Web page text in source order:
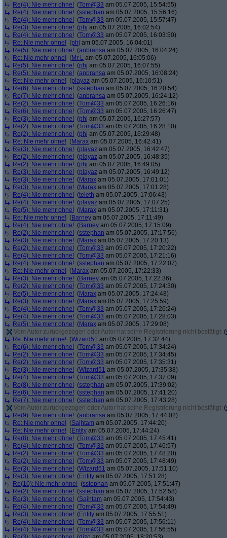
Re(4): Nie mehr ohne! (Tom@33 am 05.07.2005, 15:54:55)
Re(4): Nie mehr ohne! (sstephan am 05.07.2005, 15:56:16)
Re(4): Nie mehr ohne! (Tom@33 am 05.07.2005, 15:57:47)
Re(3): Nie mehr ohne! (phj am 05.07.2005, 16:02:54)
Re(4): Nie mehr ohne! (Tom@33 am 05.07.2005, 16:03:50)
Re: Nie mehr ohne! (phj am 05.07.2005, 16:04:01)
Re(5): Nie mehr ohne! (anbransa am 05.07.2005, 16:04:24)
Re: Nie mehr ohne! (Mr L am 05.07.2005, 16:05:06)
Re(5): Nie mehr ohne! (phj am 05.07.2005, 16:07:55)
Re(5): Nie mehr ohne! (anbransa am 05.07.2005, 16:08:24)
Re: Nie mehr ohne! (playaz am 05.07.2005, 16:10:51)
Re(6): Nie mehr ohne! (sstephan am 05.07.2005, 16:20:54)
Re(7): Nie mehr ohne! (anbransa am 05.07.2005, 16:24:12)
Re(2): Nie mehr ohne! (Tom@33 am 05.07.2005, 16:26:16)
Re(6): Nie mehr ohne! (Tom@33 am 05.07.2005, 16:26:47)
Re(3): Nie mehr ohne! (phj am 05.07.2005, 16:27:57)
Re(2): Nie mehr ohne! (Tom@33 am 05.07.2005, 16:28:10)
Re(2): Nie mehr ohne! (phj am 05.07.2005, 16:29:48)
Re: Nie mehr ohne! (Marax am 05.07.2005, 16:42:41)
Re(3): Nie mehr ohne! (playaz am 05.07.2005, 16:42:47)
Re(2): Nie mehr ohne! (playaz am 05.07.2005, 16:48:35)
Re(2): Nie mehr ohne! (phj am 05.07.2005, 16:49:05)
Re(3): Nie mehr ohne! (playaz am 05.07.2005, 16:49:12)
Re(3): Nie mehr ohne! (Marax am 05.07.2005, 17:01:01)
Re(3): Nie mehr ohne! (Marax am 05.07.2005, 17:01:28)
Re(4): Nie mehr ohne! (teleth am 05.07.2005, 17:06:43)
Re(4): Nie mehr ohne! (playaz am 05.07.2005, 17:07:25)
Re(5): Nie mehr ohne! (Marax am 05.07.2005, 17:11:31)
Re: Nie mehr ohne! (Barney am 05.07.2005, 17:11:49)
Re(4): Nie mehr ohne! (Barney am 05.07.2005, 17:15:09)
Re(2): Nie mehr ohne! (sstephan am 05.07.2005, 17:17:56)
Re(3): Nie mehr ohne! (Marax am 05.07.2005, 17:20:13)
Re(2): Nie mehr ohne! (Tom@33 am 05.07.2005, 17:20:22)
Re(4): Nie mehr ohne! (Tom@33 am 05.07.2005, 17:21:16)
Re(4): Nie mehr ohne! (sstephan am 05.07.2005, 17:22:07)
Re: Nie mehr ohne! (Marax am 05.07.2005, 17:22:33)
Re(3): Nie mehr ohne! (Barney am 05.07.2005, 17:22:36)
Re(2): Nie mehr ohne! (Tom@33 am 05.07.2005, 17:24:30)
Re(5): Nie mehr ohne! (Marax am 05.07.2005, 17:24:48)
Re(3): Nie mehr ohne! (Marax am 05.07.2005, 17:25:59)
Re(4): Nie mehr ohne! (Tom@33 am 05.07.2005, 17:26:24)
Re(4): Nie mehr ohne! (Tom@33 am 05.07.2005, 17:28:03)
Re(5): Nie mehr ohne! (Marax am 05.07.2005, 17:29:08)
Vom Autor zurückgezogen oder Autor hat seine Registrierung nicht bestätigt (
Re: Nie mehr ohne! (Wizard51 am 05.07.2005, 17:32:44)
Re(6): Nie mehr ohne! (Tom@33 am 05.07.2005, 17:34:24)
Re(2): Nie mehr ohne! (Tom@33 am 05.07.2005, 17:34:45)
Re(2): Nie mehr ohne! (Tom@33 am 05.07.2005, 17:35:31)
Re(3): Nie mehr ohne! (Wizard51 am 05.07.2005, 17:35:38)
Re(4): Nie mehr ohne! (Tom@33 am 05.07.2005, 17:37:09)
Re(8): Nie mehr ohne! (sstephan am 05.07.2005, 17:39:02)
Re(6): Nie mehr ohne! (sstephan am 05.07.2005, 17:41:20)
Re(7): Nie mehr ohne! (sstephan am 05.07.2005, 17:43:28)
Vom Autor zurückgezogen oder Autor hat seine Registrierung nicht bestätigt (
Re(9): Nie mehr ohne! (anbransa am 05.07.2005, 17:44:02)
Re: Nie mehr ohne! (Sajhtam am 05.07.2005, 17:44:20)
Re: Nie mehr ohne! (Entity am 05.07.2005, 17:44:24)
Re(8): Nie mehr ohne! (Tom@33 am 05.07.2005, 17:45:41)
Re(4): Nie mehr ohne! (Tom@33 am 05.07.2005, 17:46:57)
Re(2): Nie mehr ohne! (Tom@33 am 05.07.2005, 17:48:20)
Re(2): Nie mehr ohne! (Tom@33 am 05.07.2005, 17:48:49)
Re(3): Nie mehr ohne! (Wizard51 am 05.07.2005, 17:51:10)
Re(3): Nie mehr ohne! (Entity am 05.07.2005, 17:51:28)
Re(10): Nie mehr ohne! (sstephan am 05.07.2005, 17:51:47)
Re(2): Nie mehr ohne! (sstephan am 05.07.2005, 17:52:58)
Re(3): Nie mehr ohne! (Sajhtam am 05.07.2005, 17:54:43)
Re(4): Nie mehr ohne! (Tom@33 am 05.07.2005, 17:54:49)
Re(3): Nie mehr ohne! (Entity am 05.07.2005, 17:55:51)
Re(4): Nie mehr ohne! (Tom@33 am 05.07.2005, 17:56:11)
Re(4): Nie mehr ohne! (Tom@33 am 05.07.2005, 17:56:55)